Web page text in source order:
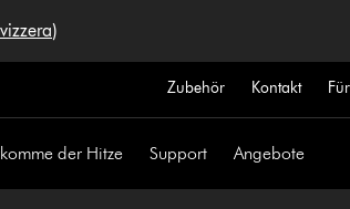
Zubehör Kontakt
der Hitze Support Angebote